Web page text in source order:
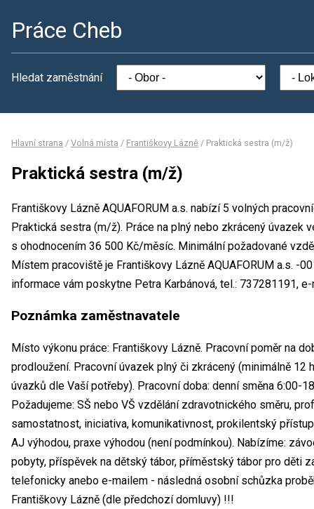
Práce Cheb
Hledat zaměstnání
Hlavní strana / Volná místa / Františkovy Lázně / Praktická sestra (m/ž)
Praktická sestra (m/ž)
Františkovy Lázně AQUAFORUM a.s. nabízí 5 volných
Praktická sestra (m/ž). Práce na plný nebo zkrácený úvazek
s ohodnocením 36 500 Kč/měsíc. Minimální požadované
Místem pracoviště je Františkovy Lázně AQUAFORUM a.s. -
informace vám poskytne Petra Karbánová, tel.: 737281191,
Poznámka zaměstnavatele
Místo výkonu práce: Františkovy Lázně. Pracovní poměr na
prodloužení. Pracovní úvazek plný či zkrácený (minimálně
úvazků dle Vaší potřeby). Pracovní doba: denní směna 6:00-
Požadujeme: SŠ nebo VŠ vzdělání zdravotnického směru,
samostatnost, iniciativa, komunikativnost, prokilentský
AJ výhodou, praxe výhodou (není podmínkou). Nabízíme:
pobyty, příspěvek na dětský tábor, příměstský tábor pro děti
telefonicky anebo e-mailem - následná osobní schůzka
Františkovy Lázně (dle předchozí domluvy) !!!